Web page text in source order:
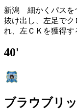
新潟 細かくパスを
抜け出し、左足でク
れ、左ＣＫを獲得す
40'
ブラウブリ